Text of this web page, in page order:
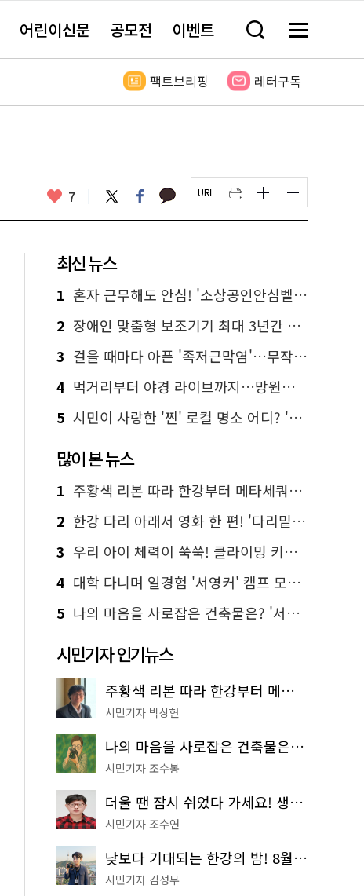
어린이신문 공모전 이벤트 검
창
기
메
전
보
팩트브리핑 레터구독
좋
요
7 트
위
터
페
이
스
카
카 페
이
지
인
쇄
하
글
자
크
하
기
글
자
크
하
기
최신 뉴스
1 혼자 근무해도 안심! '소상공인안심벨' 신청하세요
2 장애인 맞춤형 보조기기 최대 3년간 무상 대여…삶의 질 높인다
3 걸을 때마다 아픈 '족저근막염'…무작정 참지 말고 '이것' 해보세요!
4 먹거리부터 야경 라이브까지…망원한강공원 알짜 코스
5 시민이 사랑한 '찐' 로컬 명소 어디? '서울에디션25' 추천 코스
많이 본 뉴스
1 주황색 리본 따라 한강부터 메타세쿼이아 숲길까지…서울둘레길 15코스
2 한강 다리 아래서 영화 한 편! '다리밑 영화관' 무료 상영
3 우리 아이 체력이 쑥쑥! 클라이밍 키즈카페·어린이 체력장
4 대학 다니며 일경험 '서영커' 캠프 모집…전액 무료
5 나의 마음을 사로잡은 건축물은? '서울시 건축상' 수상작 공개!
시민기자 인기뉴스
주황색 리본 따라 한강부터 메타세쿼이아 숲길까지…서울둘레길 15코스
시민기자 박상현
나의 마음을 사로잡은 건축물은? '서울시 건축상' 수상작 공개!
시민기자 조수봉
더울 땐 잠시 쉬었다 가세요! 생수 냉장고부터 해피소·무더위쉼터까지
시민기자 조수연
낮보다 기대되는 한강의 밤! 8월 한정 무료 '한강 밤핑' 예약은?
시민기자 김성무